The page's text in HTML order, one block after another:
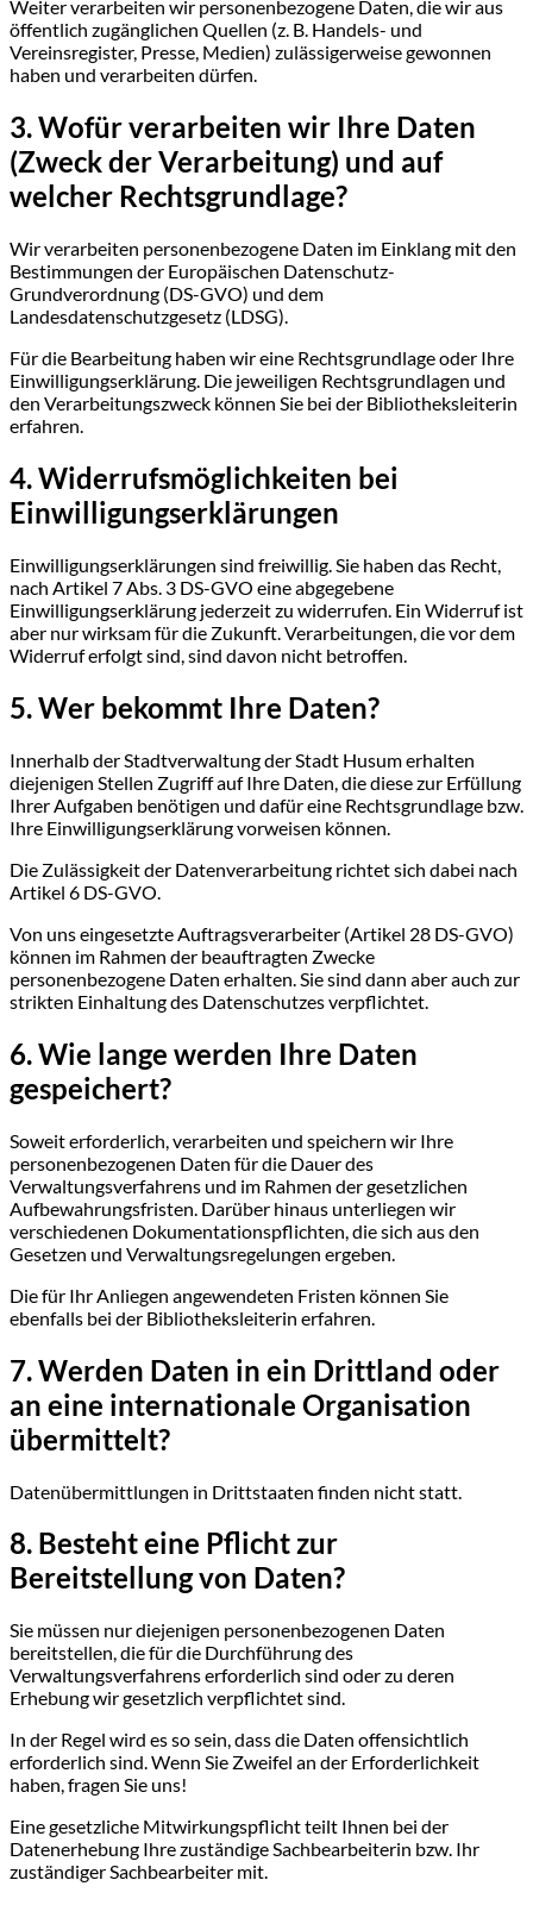
Weiter verarbeiten wir personenbezogene Daten, die wir aus
öffentlich zugänglichen Quellen (z. B. Handels- und
Vereinsregister, Presse, Medien) zulässigerweise gewonnen
haben und verarbeiten dürfen.
3. Wofür verarbeiten wir Ihre Daten
(Zweck der Verarbeitung) und auf
welcher Rechtsgrundlage?
Wir verarbeiten personenbezogene Daten im Einklang mit den
Bestimmungen der Europäischen Datenschutz-
Grundverordnung (DS-GVO) und dem
Landesdatenschutzgesetz (LDSG).
Für die Bearbeitung haben wir eine Rechtsgrundlage oder Ihre
Einwilligungserklärung. Die jeweiligen Rechtsgrundlagen und
den Verarbeitungszweck können Sie bei der Bibliotheksleiterin
erfahren.
4. Widerrufsmöglichkeiten bei
Einwilligungserklärungen
Einwilligungserklärungen sind freiwillig. Sie haben das Recht,
nach Artikel 7 Abs. 3 DS-GVO eine abgegebene
Einwilligungserklärung jederzeit zu widerrufen. Ein Widerruf ist
aber nur wirksam für die Zukunft. Verarbeitungen, die vor dem
Widerruf erfolgt sind, sind davon nicht betroffen.
5. Wer bekommt Ihre Daten?
Innerhalb der Stadtverwaltung der Stadt Husum erhalten
diejenigen Stellen Zugriff auf Ihre Daten, die diese zur Erfüllung
Ihrer Aufgaben benötigen und dafür eine Rechtsgrundlage bzw.
Ihre Einwilligungserklärung vorweisen können.
Die Zulässigkeit der Datenverarbeitung richtet sich dabei nach
Artikel 6 DS-GVO.
Von uns eingesetzte Auftragsverarbeiter (Artikel 28 DS-GVO)
können im Rahmen der beauftragten Zwecke
personenbezogene Daten erhalten. Sie sind dann aber auch zur
strikten Einhaltung des Datenschutzes verpflichtet.
6. Wie lange werden Ihre Daten
gespeichert?
Soweit erforderlich, verarbeiten und speichern wir Ihre
personenbezogenen Daten für die Dauer des
Verwaltungsverfahrens und im Rahmen der gesetzlichen
Aufbewahrungsfristen. Darüber hinaus unterliegen wir
verschiedenen Dokumentationspflichten, die sich aus den
Gesetzen und Verwaltungsregelungen ergeben.
Die für Ihr Anliegen angewendeten Fristen können Sie
ebenfalls bei der Bibliotheksleiterin erfahren.
7. Werden Daten in ein Drittland oder
an eine internationale Organisation
übermittelt?
Datenübermittlungen in Drittstaaten finden nicht statt.
8. Besteht eine Pflicht zur
Bereitstellung von Daten?
Sie müssen nur diejenigen personenbezogenen Daten
bereitstellen, die für die Durchführung des
Verwaltungsverfahrens erforderlich sind oder zu deren
Erhebung wir gesetzlich verpflichtet sind.
In der Regel wird es so sein, dass die Daten offensichtlich
erforderlich sind. Wenn Sie Zweifel an der Erforderlichkeit
haben, fragen Sie uns!
Eine gesetzliche Mitwirkungspflicht teilt Ihnen bei der
Datenerhebung Ihre zuständige Sachbearbeiterin bzw. Ihr
zuständiger Sachbearbeiter mit.